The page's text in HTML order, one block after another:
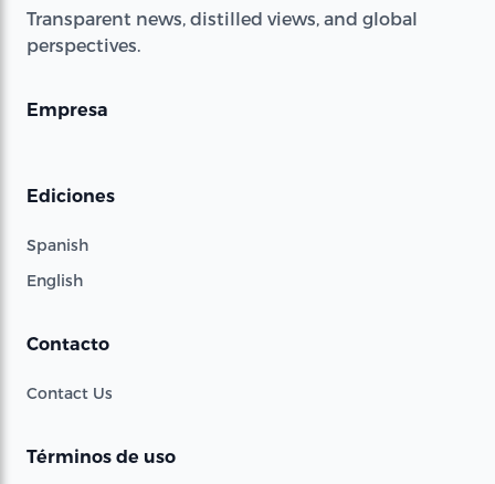
Transparent news, distilled views, and global
perspectives.
Empresa
Ediciones
Spanish
English
Contacto
Contact Us
Términos de uso